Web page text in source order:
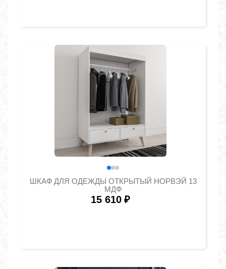
ШКАФ ДЛЯ ОДЕЖДЫ ОТКРЫТЫЙ НОРВЭЙ 13
МДФ
15 610 ₽